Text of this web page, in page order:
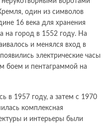
один из символов
16 века для хранения
на город в 1552 году. На
и менялся вход в
электрические часы
боем и пентаграммой на
в 1957 году, а затем с 1970
комплексная
и интерьеры были